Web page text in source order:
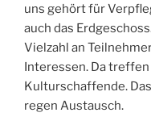
uns gehört für
auch das
Vielzahl an
Interessen. Da
Kulturschaffende.
regen Austausch.